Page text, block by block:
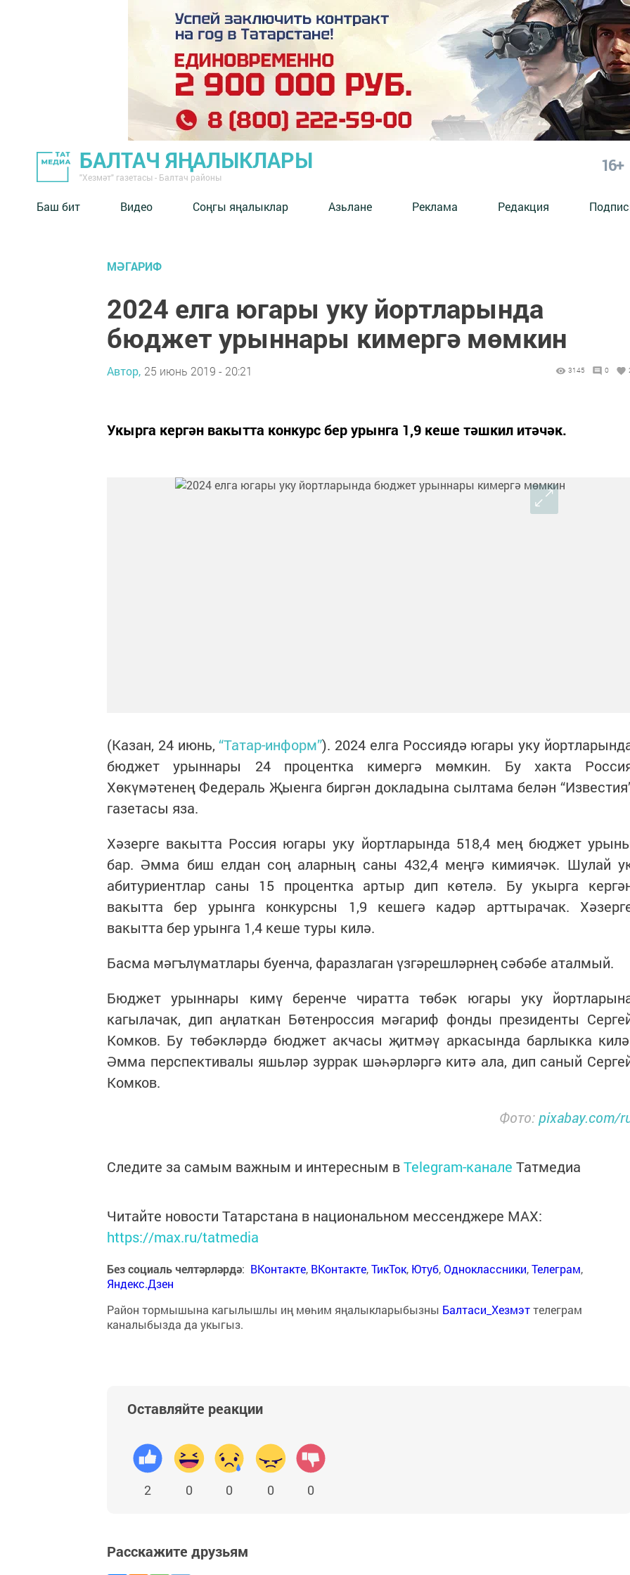
БАЛТАЧ ЯҢАЛЫКЛАРЫ
"Хезмәт" газетасы - Балтач районы
16+
Баш бит Видео Соңгы яңалыклар Азьлане Реклама Редакция
МӘГАРИФ
2024 елга югары уку йортларында
бюджет урыннары кимергә мөмкин
Автор, 25 июнь 2019 - 20:21 3145 0
Укырга кергән вакытта конкурс бер урынга 1,9 кеше тәшкил итәчәк.
(Казан, 24 июнь,“Татар-информ”). 2024 елга Россиядә югары уку
бюджет урыннары 24 процентка кимергә мөмкин. Бу хакта
Хөкүмәтенең Федераль Җыенга биргән докладына сылтама белән
газетасы яза.
Хәзерге вакытта Россия югары уку йортларында 518,4 мең бюджет
бар. Әмма биш елдан соң аларның саны 432,4 меңгә кимиячәк. Шулай
абитуриентлар саны 15 процентка артыр дип көтелә. Бу укырга
вакытта бер урынга конкурсны 1,9 кешегә кадәр арттырачак.
вакытта бер урынга 1,4 кеше туры килә.
Басма мәгълүматлары буенча, фаразлаган үзгәрешләрнең сәбәбе аталмый.
Бюджет урыннары кимү беренче чиратта төбәк югары уку
кагылачак, дип аңлаткан Бөтенроссия мәгариф фонды президенты
Комков. Бу төбәкләрдә бюджет акчасы җитмәү аркасында барлыкка
Әмма перспективалы яшьләр зуррак шәһәрләргә китә ала, дип саный
Комков.
Фото:pixabay.com/
Следите за самым важным и интересным вTelegram-канале Татмедиа
Читайте новости Татарстана в национальном мессенджере MАХ:
https://max.ru/tatmedia
Без социаль челтәрләрдә: ВКонтакте, ВКонтакте,ТикТок, Ютуб,Одноклассники,Телеграм,
Яндекс.Дзен
Район тормышына кагылышлы иң мөһим яңалыкларыбызны Балтаси_Хезмэттелеграм
каналыбызда да укыгыз.
Оставляйте реакции
2 0 0 0 0
Расскажите друзьям